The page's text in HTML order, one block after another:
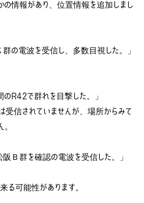
情報があり、位置情報を追加しまし
の電波を受信し、多数目視した。」
R42で群れを目撃した。」
受信されていませんが、場所からみて
。
Ｂ群を確認の電波を受信した。」
る可能性があります。